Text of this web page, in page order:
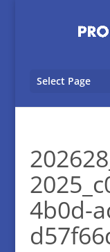
Select Page
4b0d-